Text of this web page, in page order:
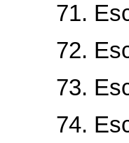
71.
72.
73.
74.